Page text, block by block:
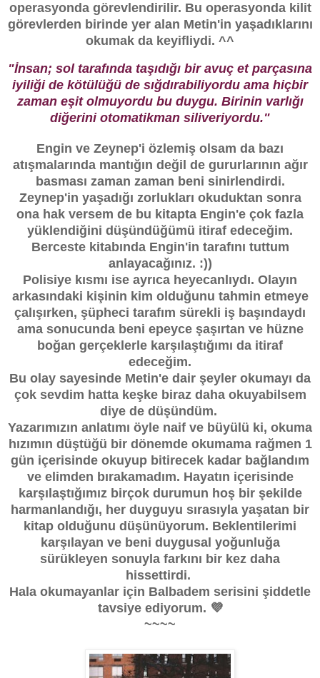
operasyonda görevlendirilir. Bu operasyonda kilit
görevlerden birinde yer alan Metin'in yaşadıklarını
okumak da keyifliydi. ^^
"İnsan; sol tarafında taşıdığı bir avuç et parçasına
iyiliği de kötülüğü de sığdırabiliyordu ama hiçbir
zaman eşit olmuyordu bu duygu. Birinin varlığı
diğerini otomatikman siliveriyordu."
Engin ve Zeynep'i özlemiş olsam da bazı
atışmalarında mantığın değil de gururlarının ağır
basması zaman zaman beni sinirlendirdi.
Zeynep'in yaşadığı zorlukları okuduktan sonra
ona hak versem de bu kitapta Engin'e çok fazla
yüklendiğini düşündüğümü itiraf edeceğim.
Berceste kitabında Engin'in tarafını tuttum
anlayacağınız. :))
Polisiye kısmı ise ayrıca heyecanlıydı. Olayın
arkasındaki kişinin kim olduğunu tahmin etmeye
çalışırken, şüpheci tarafım sürekli iş başındaydı
ama sonucunda beni epeyce şaşırtan ve hüzne
boğan gerçeklerle karşılaştığımı da itiraf
edeceğim.
Bu olay sayesinde Metin'e dair şeyler okumayı da
çok sevdim hatta keşke biraz daha okuyabilsem
diye de düşündüm.
Yazarımızın anlatımı öyle naif ve büyülü ki, okuma
hızımın düştüğü bir dönemde okumama rağmen 1
gün içerisinde okuyup bitirecek kadar bağlandım
ve elimden bırakamadım. Hayatın içerisinde
karşılaştığımız birçok durumun hoş bir şekilde
harmanlandığı, her duyguyu sırasıyla yaşatan bir
kitap olduğunu düşünüyorum. Beklentilerimi
karşılayan ve beni duygusal yoğunluğa
sürükleyen sonuyla farkını bir kez daha
hissettirdi.
Hala okumayanlar için Balbadem serisini şiddetle
tavsiye ediyorum. 💜
~~~~